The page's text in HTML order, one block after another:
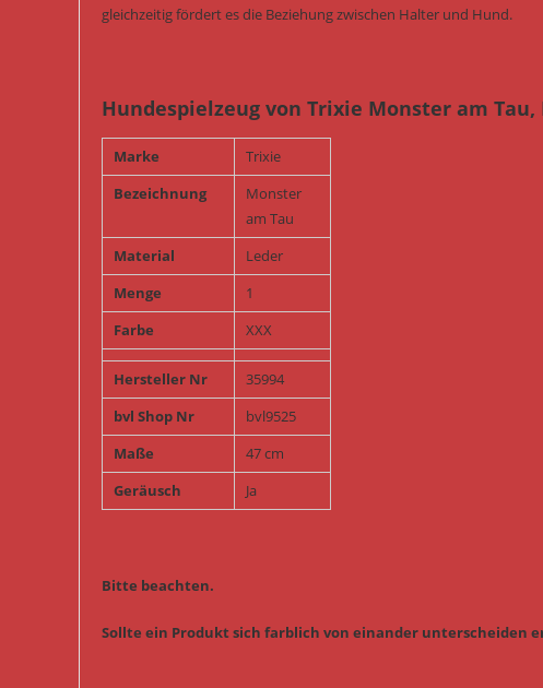
gleichzeitig fördert es die Beziehung zwischen Halter und Hund.
Hundespielzeug von Trixie Monster am Tau,
Marke
Trixie
Bezeichnung
Monster
am Tau
Material
Leder
Menge
1
Farbe
XXX
Hersteller Nr
35994
bvl Shop Nr
bvl9525
Maße
47 cm
Geräusch
Ja
Bitte beachten.
Sollte ein Produkt sich farblich von einander unterscheiden